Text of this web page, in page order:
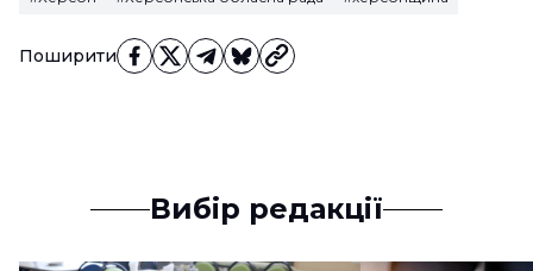
Поширити
Вибір редакції